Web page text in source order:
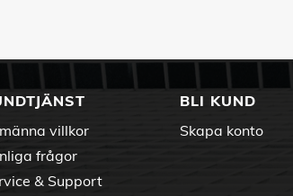
villkor
frågor
& Support
BLI KUND
Skapa konto